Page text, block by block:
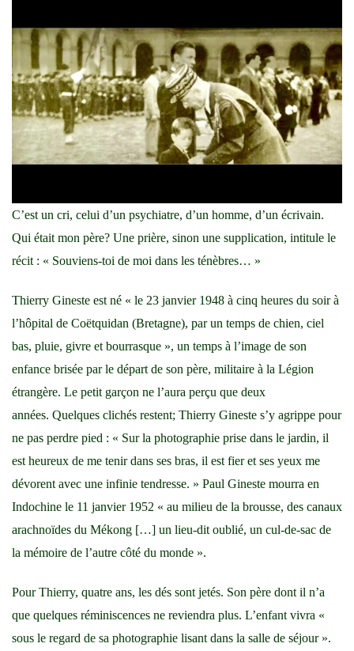
C’est un cri, celui d’un psychiatre, d’un homme, d’un écrivain.
Qui était mon père? Une prière, sinon une supplication, intitule le
récit : « Souviens-toi de moi dans les ténèbres… »
Thierry Gineste est né « le 23 janvier 1948 à cinq heures du soir à
l’hôpital de Coëtquidan (Bretagne), par un temps de chien, ciel
bas, pluie, givre et bourrasque », un temps à l’image de son
enfance brisée par le départ de son père, militaire à la Légion
étrangère. Le petit garçon ne l’aura perçu que deux
années. Quelques clichés restent; Thierry Gineste s’y agrippe pour
ne pas perdre pied : « Sur la photographie prise dans le jardin, il
est heureux de me tenir dans ses bras, il est fier et ses yeux me
dévorent avec une infinie tendresse. » Paul Gineste mourra en
Indochine le 11 janvier 1952 « au milieu de la brousse, des canaux
arachnoïdes du Mékong […] un lieu-dit oublié, un cul-de-sac de
la mémoire de l’autre côté du monde ».
Pour Thierry, quatre ans, les dés sont jetés. Son père dont il n’a
que quelques réminiscences ne reviendra plus. L’enfant vivra «
sous le regard de sa photographie lisant dans la salle de séjour ».